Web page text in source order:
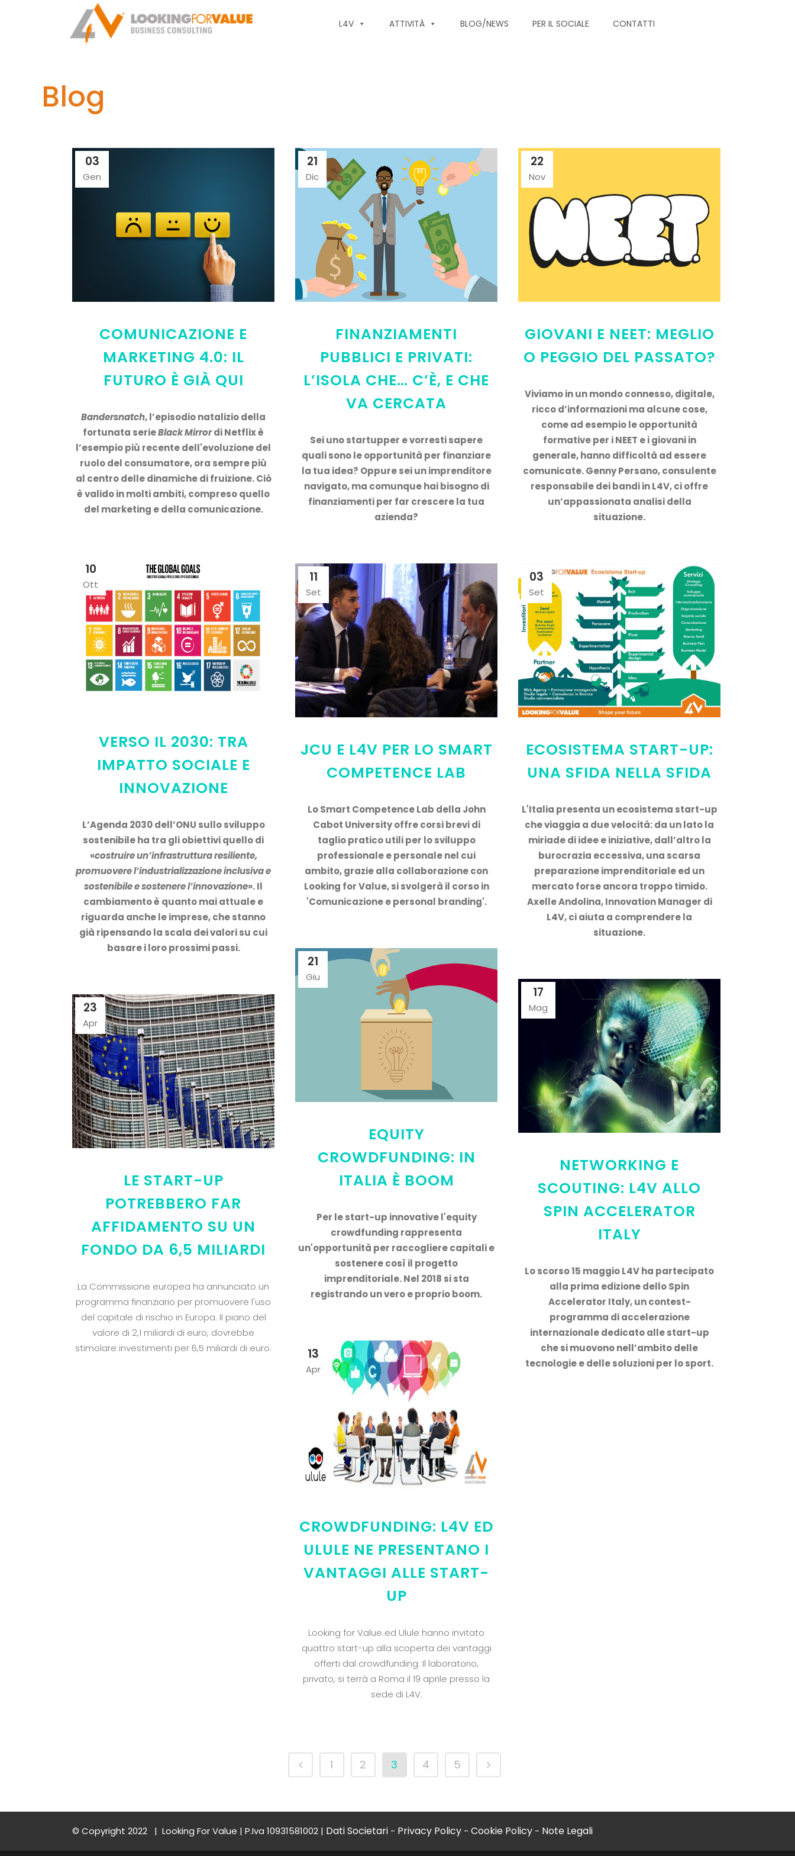
L4V ATTIVITÀ BLOG/NEWS PER IL SOCIALE CONTATTI
Blog
03
Gen
COMUNICAZIONE E
MARKETING 4.0: IL
FUTURO È GIÀ QUI
Bandersnatch, l’episodio natalizio della
fortunata serieBlack Mirrordi Netflix è
l’esempio più recente dell'evoluzione del
ruolo del consumatore, ora sempre più
al centro delle dinamiche di fruizione. Ciò
è valido in molti ambiti, compreso quello
del marketing e della comunicazione.
21
Dic
FINANZIAMENTI
PUBBLICI E PRIVATI:
L’ISOLA CHE… C’È, E CHE
VA CERCATA
Sei uno startupper e vorresti sapere
quali sono le opportunità per finanziare
la tua idea? Oppure sei un imprenditore
navigato, ma comunque hai bisogno di
finanziamenti per far crescere la tua
azienda?
22
Nov
GIOVANI E NEET: MEGLIO
O PEGGIO DEL PASSATO?
Viviamo in un mondo connesso, digitale,
ricco d’informazioni ma alcune cose,
come ad esempio le opportunità
formative per i NEET e i giovani in
generale, hanno difficoltà ad essere
comunicate. Genny Persano, consulente
responsabile dei bandi in L4V, ci offre
un’appassionata analisi della
situazione.
10
Ott
VERSO IL 2030: TRA
IMPATTO SOCIALE E
INNOVAZIONE
L’Agenda 2030 dell’ONU sullo sviluppo
sostenibile ha tra gli obiettivi quello di
«costruire un’infrastruttura resiliente,
promuovere l’industrializzazione inclusiva e
sostenibile e sostenere l’innovazione». Il
cambiamento è quanto mai attuale e
riguarda anche le imprese, che stanno
già ripensando la scala dei valori su cui
basare i loro prossimi passi.
11
Set
JCU E L4V PER LO SMART
COMPETENCE LAB
Lo Smart Competence Lab della John
Cabot University offre corsi brevi di
taglio pratico utili per lo sviluppo
professionale e personale nel cui
ambito, grazie alla collaborazione con
Looking for Value, si svolgerà il corso in
'Comunicazione e personal branding'.
03
Set
ECOSISTEMA START-UP:
UNA SFIDA NELLA SFIDA
L'Italia presenta un ecosistema start-up
che viaggia a due velocità: da un lato la
miriade di idee e iniziative, dall’altro la
burocrazia eccessiva, una scarsa
preparazione imprenditoriale ed un
mercato forse ancora troppo timido.
Axelle Andolina, Innovation Manager di
L4V, ci aiuta a comprendere la
situazione.
21
Giu
EQUITY
CROWDFUNDING: IN
ITALIA È BOOM
Per le start-up innovative l'equity
crowdfunding rappresenta
un'opportunità per raccogliere capitali e
sostenere così il progetto
imprenditoriale. Nel 2018 si sta
registrando un vero e proprio boom.
17
Mag
NETWORKING E
SCOUTING: L4V ALLO
SPIN ACCELERATOR
ITALY
Lo scorso 15 maggio L4V ha partecipato
alla prima edizione dello Spin
Accelerator Italy, un contest-
programma di accelerazione
internazionale dedicato alle start-up
che si muovono nell’ambito delle
tecnologie e delle soluzioni per lo sport.
23
Apr
LE START-UP
POTREBBERO FAR
AFFIDAMENTO SU UN
FONDO DA 6,5 MILIARDI
La Commissione europea ha annunciato un
programma finanziario per promuovere l'uso
del capitale di rischio in Europa. Il piano del
valore di 2,1 miliardi di euro, dovrebbe
stimolare investimenti per 6,5 miliardi di euro.
13
Apr
CROWDFUNDING: L4V ED
ULULE NE PRESENTANO I
VANTAGGI ALLE START-
UP
Looking for Value ed Ulule hanno invitato
quattro start-up alla scoperta dei vantaggi
offerti dal crowdfunding. Il laboratorio,
privato, si terrà a Roma il 19 aprile presso la
sede di L4V.
1 2 3 4 5
© Copyright 2022 | Looking For Value | P.Iva 10931581002 | Dati Societari- Privacy Policy- Cookie Policy- Note Legali